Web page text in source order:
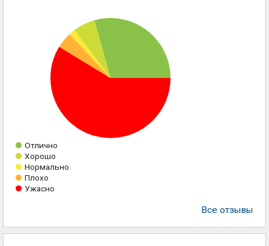
Отлично
Хорошо
Нормально
Плохо
Ужасно
Все отзывы